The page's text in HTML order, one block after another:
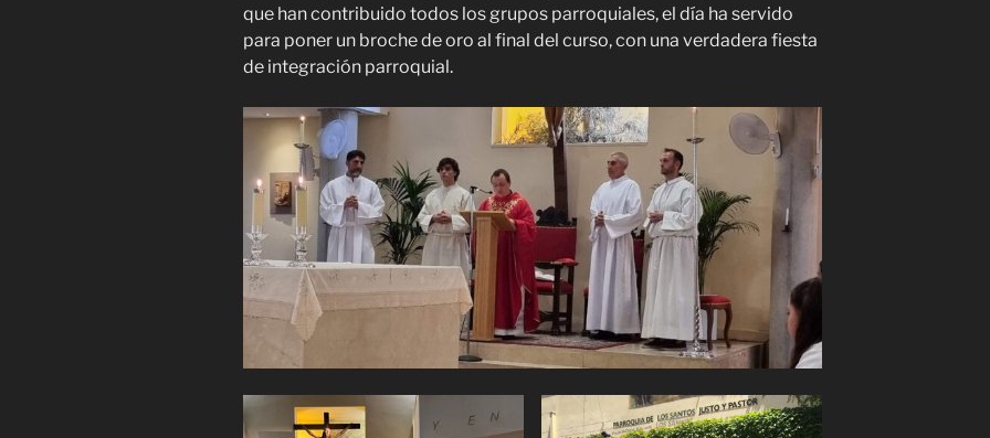
que han contribuido todos los grupos parroquiales, el día ha servido
para poner un broche de oro al final del curso, con una verdadera fiesta
de integración parroquial.